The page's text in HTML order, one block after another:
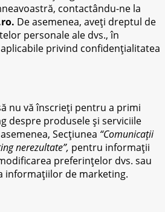
contactându-ne la
De asemenea, aveți dreptul de
personale ale dvs., în
privind confidențialitatea
nu vă înscrieți pentru a primi
despre produsele și serviciile
Secțiunea “Comunicații
nerezultate”, pentru informații
preferințelor dvs. sau
informațiilor de marketing.